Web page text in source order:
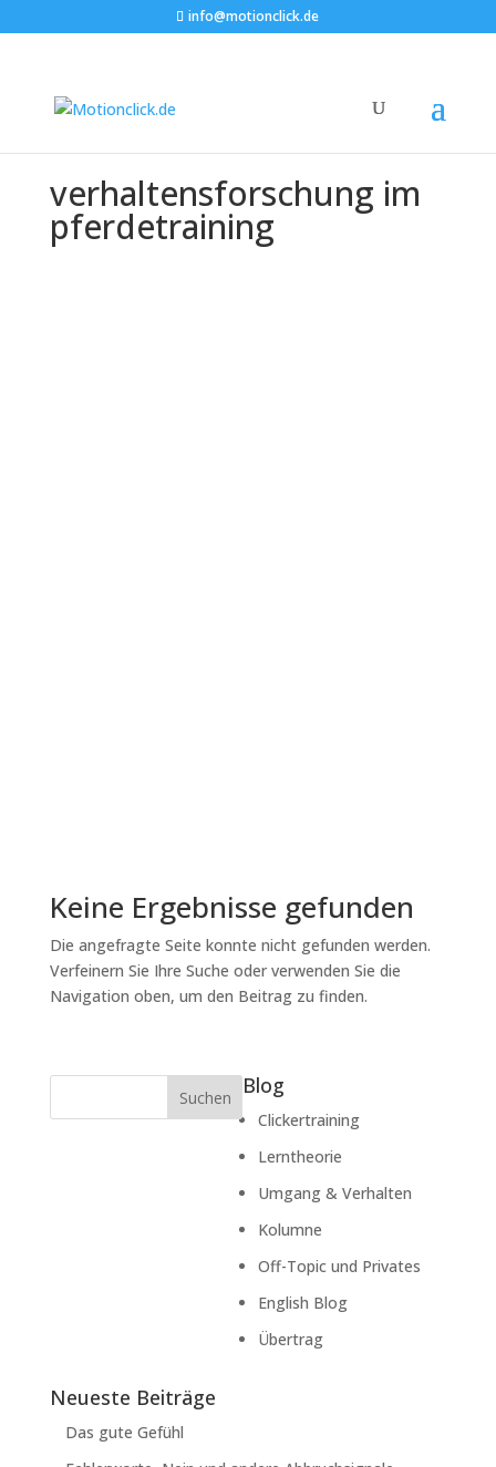
info@motionclick.de
verhaltensforschung im
pferdetraining
Keine Ergebnisse gefunden
Die angefragte Seite konnte nicht gefunden werden.
Verfeinern Sie Ihre Suche oder verwenden Sie die
Navigation oben, um den Beitrag zu finden.
Suchen Blog
Clickertraining
Lerntheorie
Umgang & Verhalten
Kolumne
Off-Topic und Privates
English Blog
Übertrag
Neueste Beiträge
Das gute Gefühl